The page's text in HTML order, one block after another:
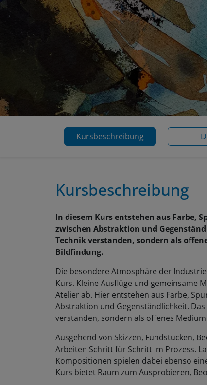
Kursbeschreibung
Kursbeschreibung
In diesem Kurs entstehen aus Farbe,
zwischen Abstraktion und
Technik verstanden, sondern als
Bildfindung.
Die besondere Atmosphäre der
Kurs. Kleine Ausflüge und gemeinsame
Atelier ab. Hier entstehen aus Farbe,
Abstraktion und Gegenständlichkeit.
verstanden, sondern als offenes
Ausgehend von Skizzen, Fundstücken,
Arbeiten Schritt für Schritt im Prozess.
Kompositionen spielen dabei ebenso
Kurs bietet Raum zum Ausprobieren,